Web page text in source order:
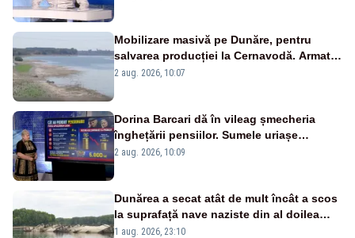
Mobilizare masivă pe Dunăre, pentru
salvarea producției la Cernavodă. Armata
va detona o stâncă și va devia apa
2 aug. 2026, 10:07
Dorina Barcari dă în vileag șmecheria
înghețării pensiilor. Sumele uriașe
pierdute de fiecare român
2 aug. 2026, 10:09
Dunărea a secat atât de mult încât a scos
la suprafață nave naziste din al doilea
război mondial
1 aug. 2026, 23:10